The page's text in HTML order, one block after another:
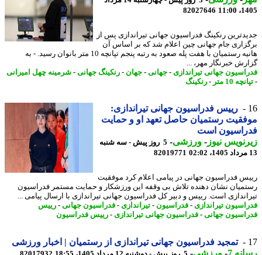
82027646
رنکینگ فدراسیون جهانی تیراندازی پس از
جام جهانی چین اعلام شد که بر اساس آن
هانیه رستمیان با هفت پله صعود به رتبه پنجم تپانچه 10 متر بانوان رسید. - به
خبرنگار مهر، ...
جهانی تیراندازی- جهانی-جهان-رنکینگ جهانی-شرمینه چهل امیرانی
10 متر
-رنکینگ
رییس فدراسیون جهانی تیراندازی:
رستمیان حاصل تعهد او و حمایت
است
نیوز-ورزشی-
5 روز پیش - سه شنبه
82019771
فدراسیون جهانی در پیامی اعلام کرد موفقیت
نشان دهنده تلاش بی وقفه این ورزشکار و حمایت مستمر فدراسیون
است. رییس و دبیر کل فدراسیون جهانی تیراندازی با ارسال پیامی ...
تیراندازی- فدراسیون-تیراندازی- فدراسیون جهانی-رییس
جهانی-فدراسیون جهانی تیراندازی- رییس فدراسیون
تمجید فدراسیون جهانی تیراندازی از رستمیان | اخبار ورزشی
7
-ورزشی-